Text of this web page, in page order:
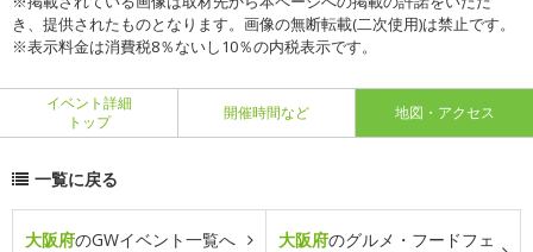
き、提供されたものとなります。画像の無断転載(二次使用)は禁止です。
※表示料金は消費税8％ないし10％の内税表示です。
イベント詳細
トップ
開催時間など 地図・アクセス
一覧に戻る
大阪府のGWイベント一覧へ 大阪府のグルメ・フードフェ